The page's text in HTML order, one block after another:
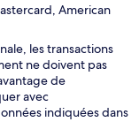
American
les transactions
ne doivent pas
de
avec
indiquées dans